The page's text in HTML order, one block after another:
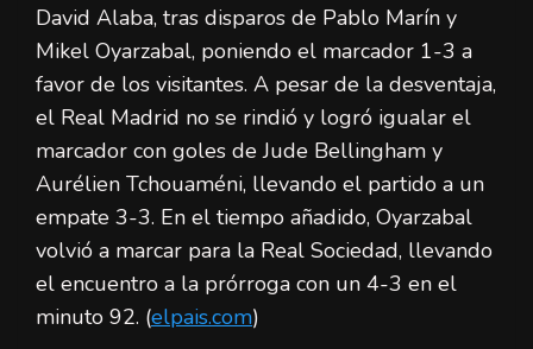
David Alaba, tras disparos de Pablo Marín y
Mikel Oyarzabal, poniendo el marcador 1-3 a
favor de los visitantes. A pesar de la desventaja,
el Real Madrid no se rindió y logró igualar el
marcador con goles de Jude Bellingham y
Aurélien Tchouaméni, llevando el partido a un
empate 3-3. En el tiempo añadido, Oyarzabal
volvió a marcar para la Real Sociedad, llevando
el encuentro a la prórroga con un 4-3 en el
minuto 92. (elpais.com)